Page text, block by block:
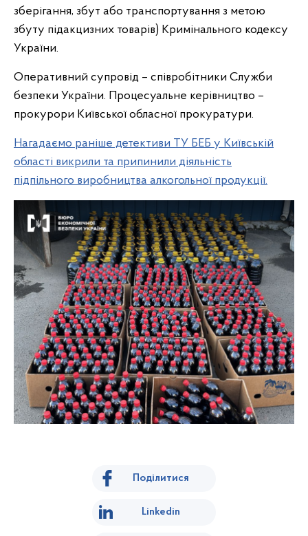
зберігання, збут або транспортування з метою
збуту підакцизних товарів) Кримінального кодексу
України.
Оперативний супровід – співробітники Служби
безпеки України. Процесуальне керівництво –
прокурори Київської обласної прокуратури.
Нагадаємо раніше детективи ТУ БЕБ у Київській
області викрили та припинили діяльність
підпільного виробництва алкогольної продукції.
Поділитися
Linkedin